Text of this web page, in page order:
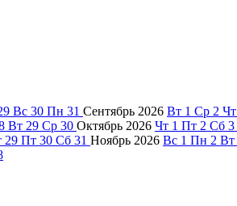
Вс 30 Пн 31 Сентябрь 2026 Вт 1 Ср 2 Чт
Вт 29 Ср 30 Октябрь 2026 Чт 1 Пт 2 Сб 3
29 Пт 30 Сб 31 Ноябрь 2026 Вс 1 Пн 2 Вт